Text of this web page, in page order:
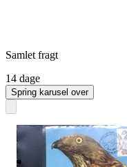
Samlet fragt
14 dage
Spring karusel over